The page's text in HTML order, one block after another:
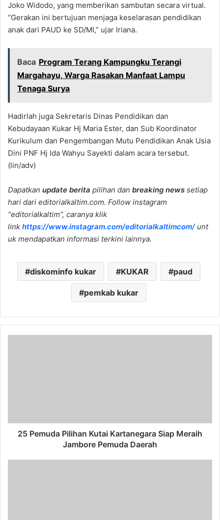
Joko Widodo, yang memberikan sambutan secara virtual.
“Gerakan ini bertujuan menjaga keselarasan pendidikan
anak dari PAUD ke SD/MI,” ujar Iriana.
Baca Program Terang Kampungku Terangi
Margahayu, Warga Rasakan Manfaat Lampu
Tenaga Surya
Hadirlah juga Sekretaris Dinas Pendidikan dan
Kebudayaan Kukar Hj Maria Ester, dan Sub Koordinator
Kurikulum dan Pengembangan Mutu Pendidikan Anak Usia
Dini PNF Hj Ida Wahyu Sayekti dalam acara tersebut.
(lin/adv)
Dapatkan update berita pilihan dan breaking news setiap
hari dari editorialkaltim.com. Follow instagram
“editorialkaltim”, caranya klik
link https://www.instagram.com/editorialkaltimcom/ unt
uk mendapatkan informasi terkini lainnya.
diskominfo kukar KUKAR paud
pemkab kukar
Pemuda
Daerah25 Pemuda Pilihan Kutai Kartanegara Siap Meraih
Jambore Pemuda Daerah